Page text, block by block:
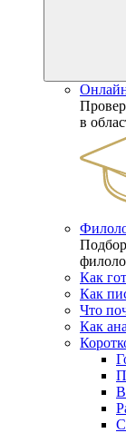
в
Как
Как
Что
Как